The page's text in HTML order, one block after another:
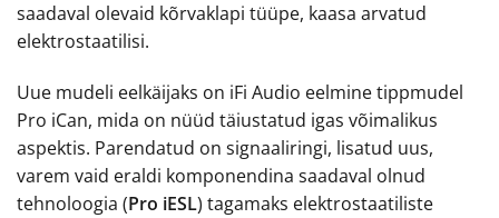
saadaval olevaid kõrvaklapi tüüpe, kaasa arvatud
elektrostaatilisi.
Uue mudeli eelkäijaks on iFi Audio eelmine tippmudel
Pro iCan, mida on nüüd täiustatud igas võimalikus
aspektis. Parendatud on signaaliringi, lisatud uus,
varem vaid eraldi komponendina saadaval olnud
tehnoloogia (Pro iESL) tagamaks elektrostaatiliste